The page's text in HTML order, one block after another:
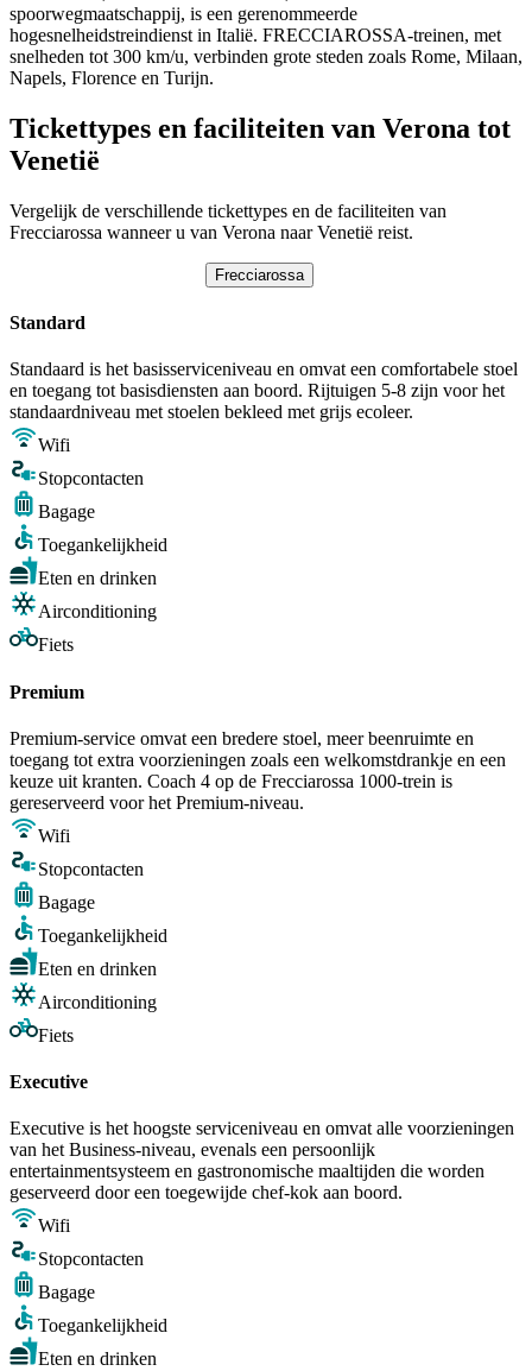
spoorwegmaatschappij, is een gerenommeerde
hogesnelheidstreindienst in Italië. FRECCIAROSSA-treinen, met
snelheden tot 300 km/u, verbinden grote steden zoals Rome, Milaan,
Napels, Florence en Turijn.
Tickettypes en faciliteiten van Verona tot
Venetië
Vergelijk de verschillende tickettypes en de faciliteiten van
Frecciarossa wanneer u van Verona naar Venetië reist.
Frecciarossa
Standard
Standaard is het basisserviceniveau en omvat een comfortabele stoel
en toegang tot basisdiensten aan boord. Rijtuigen 5-8 zijn voor het
standaardniveau met stoelen bekleed met grijs ecoleer.
Wifi
Stopcontacten
Bagage
Toegankelijkheid
Eten en drinken
Airconditioning
Fiets
Premium
Premium-service omvat een bredere stoel, meer beenruimte en
toegang tot extra voorzieningen zoals een welkomstdrankje en een
keuze uit kranten. Coach 4 op de Frecciarossa 1000-trein is
gereserveerd voor het Premium-niveau.
Wifi
Stopcontacten
Bagage
Toegankelijkheid
Eten en drinken
Airconditioning
Fiets
Executive
Executive is het hoogste serviceniveau en omvat alle voorzieningen
van het Business-niveau, evenals een persoonlijk
entertainmentsysteem en gastronomische maaltijden die worden
geserveerd door een toegewijde chef-kok aan boord.
Wifi
Stopcontacten
Bagage
Toegankelijkheid
Eten en drinken